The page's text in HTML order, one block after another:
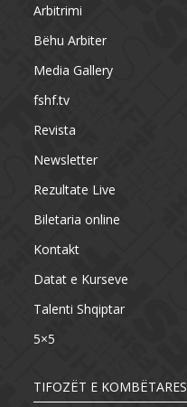
Arbitrimi
Bëhu Arbiter
Media Gallery
fshf.tv
Revista
Newsletter
Rezultate Live
Biletaria online
Kontakt
Datat e Kurseve
Talenti Shqiptar
5×5
TIFOZËT E KOMBËTARES